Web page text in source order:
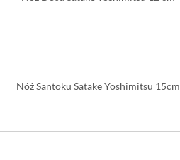
Nóż Santoku Satake Yoshimitsu 15cm